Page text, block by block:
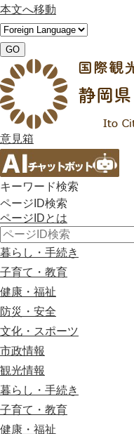
本文へ移動
GO
意見箱
キーワード検索
ページID検索
ページIDとは
暮らし・手続き
子育て・教育
健康・福祉
防災・安全
文化・スポーツ
市政情報
観光情報
暮らし・手続き
子育て・教育
健康・福祉